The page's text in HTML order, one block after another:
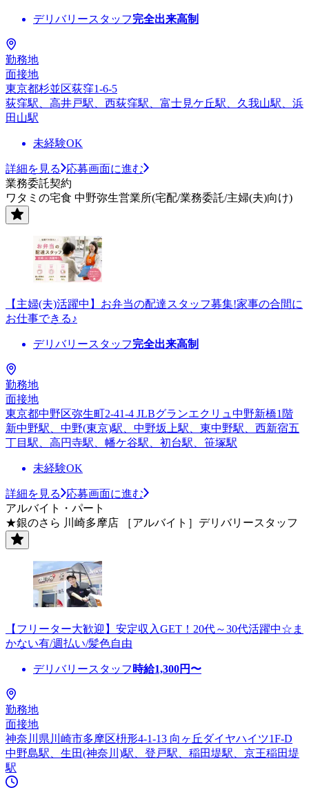
デリバリースタッフ完全出来高制
勤務地
面接地
東京都杉並区荻窪1-6-5
荻窪駅、高井戸駅、西荻窪駅、富士見ケ丘駅、久我山駅、浜
田山駅
未経験OK
詳細を見る
応募画面に進む
業務委託契約
ワタミの宅食 中野弥生営業所(宅配/業務委託/主婦(夫)向け)
【主婦(夫)活躍中】お弁当の配達スタッフ募集!家事の合間に
お仕事できる♪
デリバリースタッフ完全出来高制
勤務地
面接地
東京都中野区弥生町2-41-4 JLBグランエクリュ中野新橋1階
新中野駅、中野(東京)駅、中野坂上駅、東中野駅、西新宿五
丁目駅、高円寺駅、幡ケ谷駅、初台駅、笹塚駅
未経験OK
詳細を見る
応募画面に進む
アルバイト・パート
★銀のさら 川崎多摩店 ［アルバイト］デリバリースタッフ
【フリーター大歓迎】安定収入GET！20代～30代活躍中☆ま
かない有/週払い/髪色自由
デリバリースタッフ 時給1,300円〜
勤務地
面接地
神奈川県川崎市多摩区枡形4-1-13 向ヶ丘ダイヤハイツ1F-D
中野島駅、生田(神奈川)駅、登戸駅、稲田堤駅、京王稲田堤
駅